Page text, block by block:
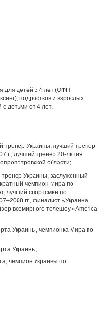
для детей с 4 лет (ОФП,
подростков и взрослых.
детьми от 4 лет.
тренер Украины, лучший тренер
г., лучший тренер 20-летия
области;
Украины, заслуженный
чемпион Мира по
лучший спортсмен по
гг., финалист «Украина
всемирного телешоу «America
Украины, чемпионка Мира по
Украины;
чемпион Украины по